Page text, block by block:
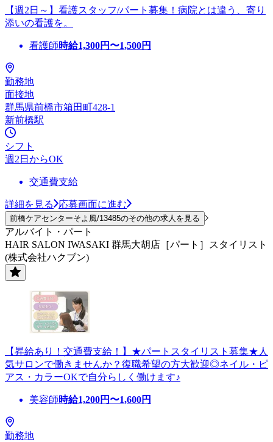
【週2日～】看護スタッフ/パート募集！病院とは違う、寄り
添いの看護を。
看護師時給1,300円〜1,500円
勤務地
面接地
群馬県前橋市箱田町428-1
新前橋駅
シフト
週2日からOK
交通費支給
詳細を見る 応募画面に進む
前橋ケアセンターそよ風/13485のその他の求人を見る
アルバイト・パート
HAIR SALON IWASAKI 群馬大胡店［パート］スタイリスト
(株式会社ハクブン)
【昇給あり！交通費支給！】★パートスタイリスト募集★人
気サロンで働きませんか？復職希望の方大歓迎◎ネイル・ピ
アス・カラーOKで自分らしく働けます♪
美容師時給1,200円〜1,600円
勤務地